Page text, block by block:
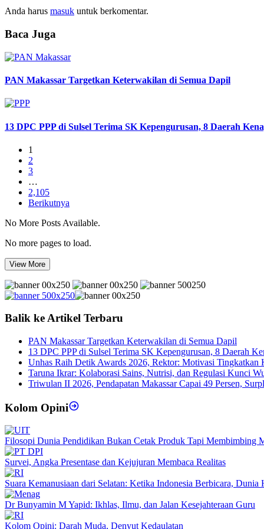
Anda harus masuk untuk berkomentar.
Baca Juga
PAN Makassar Targetkan Keterwakilan di Semua Dapil
13 DPC PPP di Sulsel Terima SK Kepengurusan, 8 Daerah
1
2
3
…
2,105
Berikutnya
No More Posts Available.
No more pages to load.
View More
Balik ke Artikel Terbaru
PAN Makassar Targetkan Keterwakilan di Semua Dapil
13 DPC PPP di Sulsel Terima SK Kepengurusan, 8 Daerah
Unhas Raih Detik Awards 2026, Rektor: Motivasi Tingkatkan
Taruna Ikrar: Kolaborasi Sains, Nutrisi, dan Regulasi Kunci
Triwulan II 2026, Pendapatan Makassar Capai 49 Persen,
Kolom Opini
Filosopi Dunia Pendidikan Bukan Cetak Produk Tapi Membimbing
Survei, Angka Presentase dan Kejujuran Membaca Realitas
Suara Kemanusiaan dari Selatan: Ketika Indonesia Berbicara, Dunia
Dr Bunyamin M Yapid: Ikhlas, Ilmu, dan Jalan Kesejahteraan Guru
Kolom Opini: Darah Muda, Denyut Kedaulatan